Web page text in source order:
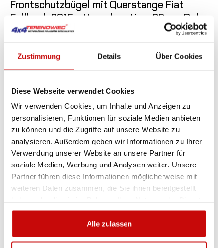
Zustimmung Details Über Cookies
Diese Webseite verwendet Cookies
Wir verwenden Cookies, um Inhalte und Anzeigen zu
personalisieren, Funktionen für soziale Medien anbieten
zu können und die Zugriffe auf unsere Website zu
analysieren. Außerdem geben wir Informationen zu Ihrer
Verwendung unserer Website an unsere Partner für
soziale Medien, Werbung und Analysen weiter. Unsere
Partner führen diese Informationen möglicherweise mit
weiteren Daten zusammen, die Sie ihnen bereitgestellt
gesammelt haben.
Alle zulassen
Frontschutzbügel mit Querstange Fiat
Fullback 2015+, Homologation, 90mm Rohr